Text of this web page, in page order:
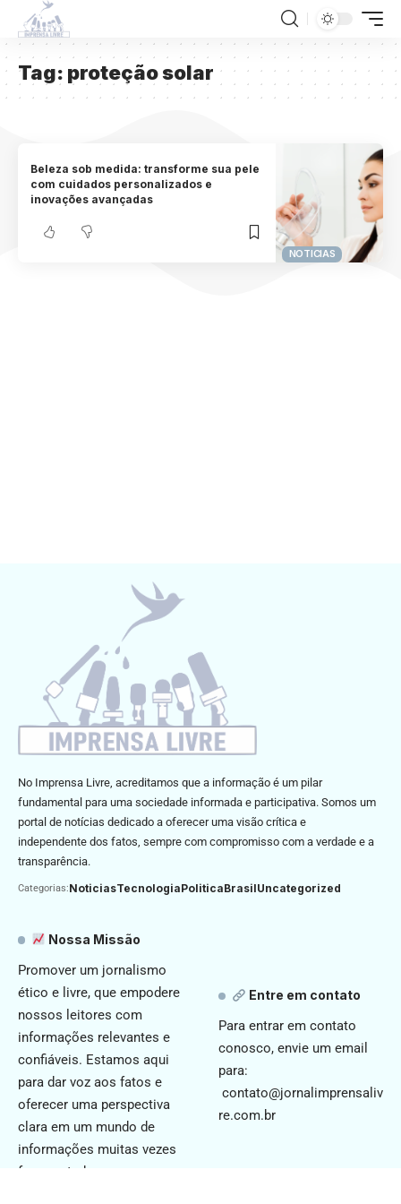
Tag: proteção solar
NOTICIAS
Beleza sob medida: transforme sua pele
com cuidados personalizados e
inovações avançadas
No Imprensa Livre, acreditamos que a informação é um pilar
fundamental para uma sociedade informada e participativa. Somos um
portal de notícias dedicado a oferecer uma visão crítica e
independente dos fatos, sempre com compromisso com a verdade e a
transparência.
Categorias:NoticiasTecnologiaPoliticaBrasilUncategorized
Nossa Missão
Promover um jornalismo
ético e livre, que empodere
nossos leitores com
informações relevantes e
confiáveis. Estamos aqui
para dar voz aos fatos e
oferecer uma perspectiva
clara em um mundo de
informações muitas vezes
fragmentadas.
Entre em contato
Para entrar em contato
conosco, envie um email
para:
contato@jornalimprensaliv
re.com.br